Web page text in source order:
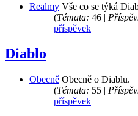
Realmy Vše co se týká
(Témata: 46 |
příspěvek
Diablo
Obecně Obecně o Diablu.
(Témata: 55 |
příspěvek